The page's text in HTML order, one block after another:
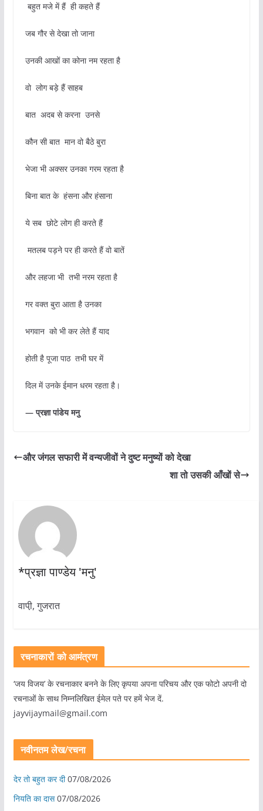
बहुत मजे में हैं ही कहते हैं
जब गौर से देखा तो जाना
उनकी आखों का कोना नम रहता है
वो लोग बड़े हैं साहब
बात अदब से करना उनसे
कौन सी बात मान वो बैठे बुरा
भेजा भी अक्सर उनका गरम रहता है
बिना बात के हंसना और हंसाना
ये सब छोटे लोग ही करते हैं
मतलब पड़ने पर ही करते हैं वो बातें
और लहजा भी तभी नरम रहता है
गर वक्त बुरा आता है उनका
भगवान को भी कर लेते हैं याद
होती है पूजा पाठ तभी घर में
दिल में उनके ईमान धरम रहता है।
— प्रज्ञा पांडेय मनु
और जंगल सफारी में वन्यजीवों ने दुष्ट मनुष्यों को देखा
शा तो उसकी आँखों से
*प्रज्ञा पाण्डेय 'मनु'
वापी़, गुजरात
रचनाकारों को आमंत्रण
‘जय विजय’ के रचनाकार बनने के लिए कृपया अपना परिचय और एक फोटो अपनी दो
रचनाओं के साथ निम्नलिखित ईमेल पते पर हमें भेज दें.
jayvijaymail@gmail.com
नवीनतम लेख/रचना
देर तो बहुत कर दी 07/08/2026
नियति का दास 07/08/2026